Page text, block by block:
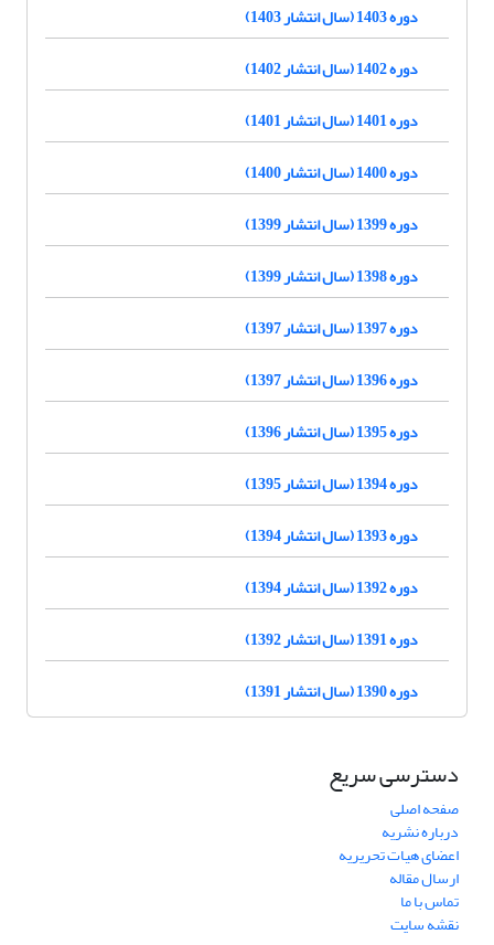
دوره 1403 (سال انتشار 1403)
دوره 1402 (سال انتشار 1402)
دوره 1401 (سال انتشار 1401)
دوره 1400 (سال انتشار 1400)
دوره 1399 (سال انتشار 1399)
دوره 1398 (سال انتشار 1399)
دوره 1397 (سال انتشار 1397)
دوره 1396 (سال انتشار 1397)
دوره 1395 (سال انتشار 1396)
دوره 1394 (سال انتشار 1395)
دوره 1393 (سال انتشار 1394)
دوره 1392 (سال انتشار 1394)
دوره 1391 (سال انتشار 1392)
دوره 1390 (سال انتشار 1391)
دسترسی سریع
صفحه اصلی
درباره نشریه
اعضای هیات تحریریه
ارسال مقاله
تماس با ما
نقشه سایت